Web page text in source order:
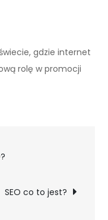
gdzie internet
rolę w promocji
SEO co to jest?